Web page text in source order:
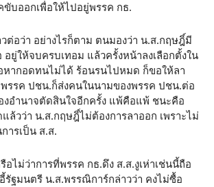
บออกเพื่อให้ไปอยู่พรรค กธ.
ต่อว่า อย่างไรก็ตาม ตนมองว่า น.ส.กฤษฎิ์มี
อยู่ให้จบครบเทอม แล้วครั้งหน้าลงเลือกตั้งใน
หากอดทนไม่ได้ ร้อนรนไปหมด ก็ขอให้ลา
รรค ปชน.ก็ส่งคนในนามของพรรค ปชน.ต่อ
งอำนาจตัดสินใจอีกครั้ง แพ้คือแพ้ ชนะคือ
วว่า น.ส.กฤษฎิ์ไม่ต้องการลาออก เพราะไม่
ารเป็น ส.ส.
อไม่ว่าการที่พรรค กธ.ดึง ส.ส.งูเห่าเช่นนี้ถือ
อี้รัฐมนตรี น.ส.พรรณิการ์กล่าวว่า คงไม่ซื้อ